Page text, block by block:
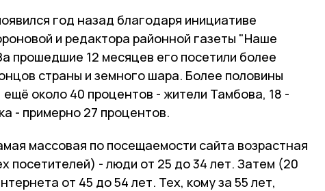
год назад благодаря инициативе
и редактора районной газеты "Наше
прошедшие 12 месяцев его посетили более
страны и земного шара. Более половины
около 40 процентов - жители Тамбова, 18 -
- примерно 27 процентов.
массовая по посещаемости сайта возрастная
посетителей) - люди от 25 до 34 лет. Затем (20
от 45 до 54 лет. Тех, кому за 55 лет,